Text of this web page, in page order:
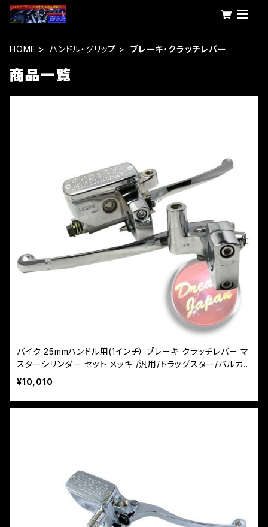
HOME ハンドル・グリップ ブレーキ・クラッチレバー
商品一覧
バイク 25mmハンドル用(1インチ） ブレーキ クラッチレバー マ
スターシリンダー セット メッキ /汎用/ドラッグスター/バルカ
ン/シャドウ
¥10,010